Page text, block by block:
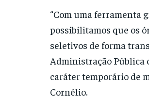
“Com uma ferramenta
possibilitamos que os
seletivos de forma
Administração Pública
caráter temporário de
Cornélio.